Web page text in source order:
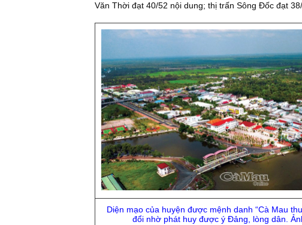
Văn Thời đạt 40/52 nội dung; thị trấn Sông Ðốc đạt
Diện mạo của huyện được mệnh danh “Cà Mau
đổi nhờ phát huy được ý Ðảng, lòng dân.